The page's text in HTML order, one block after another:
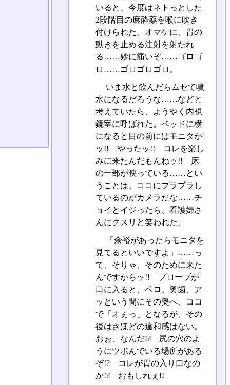
いると、今度はネトっとした
2段階目の麻酔薬を喉に吹き
付けられた。オマケに、胃の
動きを止める注射を射たれ
る……妙に痛いぞ……ゴロゴ
ロ……ゴロゴロゴロ。
いま水と飲んだらムセて噴
水になるだろうな……などと
考えていたら、ようやく内視
鏡室に呼ばれた。ベッドに横
になると目の前にはモニタが
ッ!! やったッ!! コレを楽し
みに来たんだもんねッ!! 床
の一部が映っている……とい
うことは、ココにプラプラし
ているのがカメラだな……チ
ョイとイジったら、看護婦さ
んにクスリと笑われた。
「余裕があったらモニタを
見てるといいですよ」……っ
て、そりゃ、そのために来た
んですからッ!! プローブが
口に入ると、ベロ、奥歯、ア
ッという間にその奥へ、ココ
で「オぇっ」となるが、その
後はさほどの違和感はない。
おぉ、なんだ!? 尻の穴のよ
うにツボんでいる場所がある
ぞ!? コレが胃の入り口なの
か!? おもしれぇ!!